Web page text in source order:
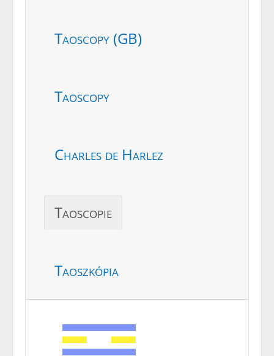
Taoscopy (GB)
Taoscopy
Charles de Harlez
Taoscopie
Taoszkópia